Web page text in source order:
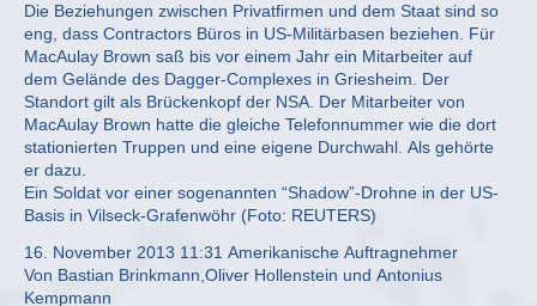
Die Beziehungen zwischen Privatfirmen und dem Staat sind so
eng, dass Contractors Büros in US-Militärbasen beziehen. Für
MacAulay Brown saß bis vor einem Jahr ein Mitarbeiter auf
dem Gelände des Dagger-Complexes in Griesheim. Der
Standort gilt als Brückenkopf der NSA. Der Mitarbeiter von
MacAulay Brown hatte die gleiche Telefonnummer wie die dort
stationierten Truppen und eine eigene Durchwahl. Als gehörte
er dazu.
Ein Soldat vor einer sogenannten “Shadow”-Drohne in der US-
Basis in Vilseck-Grafenwöhr (Foto: REUTERS)
16. November 2013 11:31 Amerikanische Auftragnehmer
Von Bastian Brinkmann,Oliver Hollenstein und Antonius
Kempmann